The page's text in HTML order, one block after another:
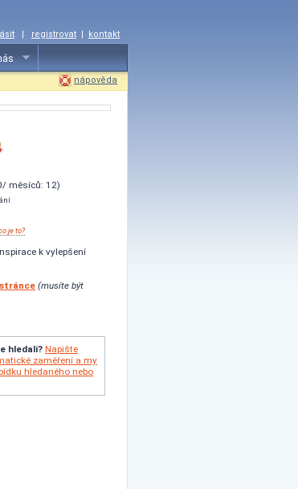
| registrovat | kontakt
nápověda
měsíců: 12)
je to?
k vylepšení
(musíte být
hledali? Napište
zaměření a my
hledaného nebo